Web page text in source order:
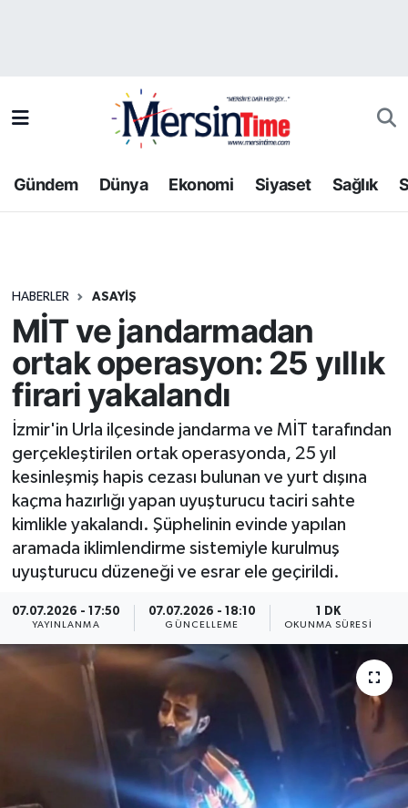
Gündem Dünya Ekonomi Siyaset Sağlık
HABERLER ASAYIŞ
MİT ve jandarmadan
ortak operasyon: 25 yıllık
firari yakalandı
İzmir'in Urla ilçesinde jandarma ve MİT tarafından
gerçekleştirilen ortak operasyonda, 25 yıl
kesinleşmiş hapis cezası bulunan ve yurt dışına
kaçma hazırlığı yapan uyuşturucu taciri sahte
kimlikle yakalandı. Şüphelinin evinde yapılan
aramada iklimlendirme sistemiyle kurulmuş
uyuşturucu düzeneği ve esrar ele geçirildi.
07.07.2026 - 17:50
YAYINLANMA
07.07.2026 - 18:10
GÜNCELLEME
1 DK
OKUNMA SÜRESI
Bilim-Teknoloji
Dünya
Ekonomi
Gündem
Kültür-Sanat
Resmi İlan
Sağlık
Siyaset
Spor
Yaşam
Trafik Durumu
Tüm Manşetler
Haber Arşivi